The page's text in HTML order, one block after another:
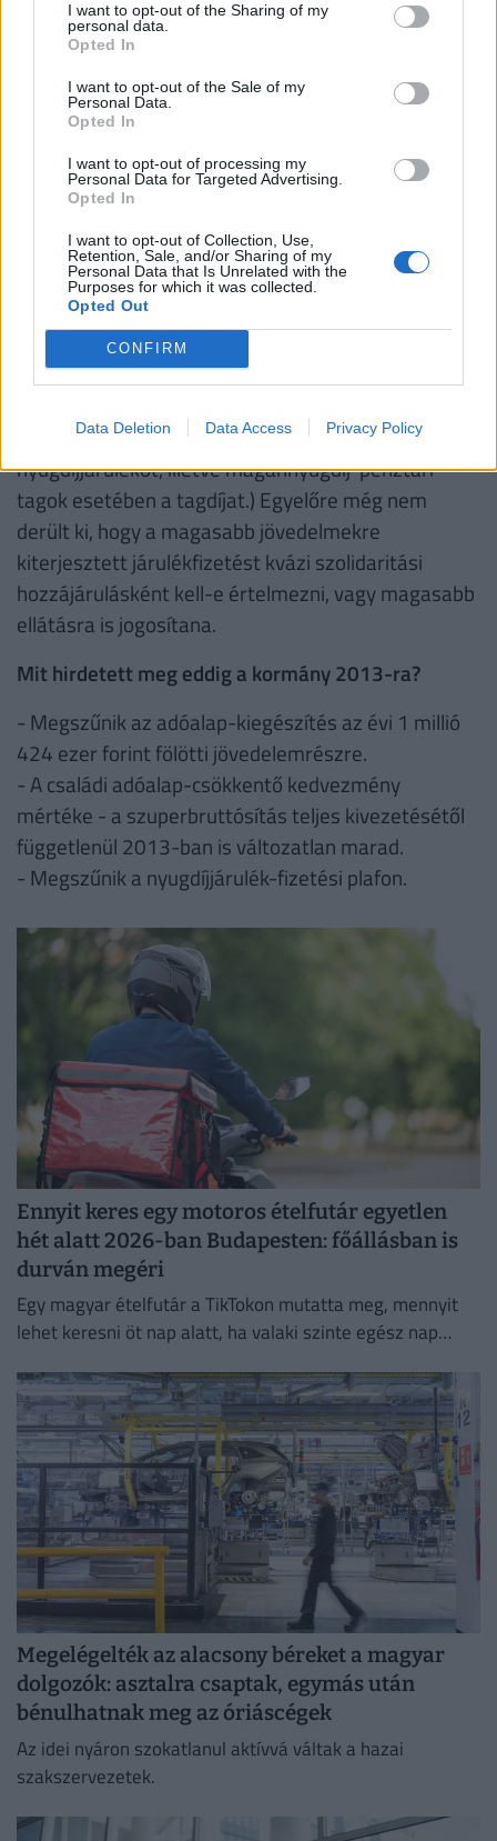
I want to opt-out of the Sharing of my
personal data.
Opted In
I want to opt-out of the Sale of my
Personal Data.
Opted In
I want to opt-out of processing my
Personal Data for Targeted Advertising.
Opted In
I want to opt-out of Collection, Use,
Retention, Sale, and/or Sharing of my
Personal Data that Is Unrelated with the
Purposes for which it was collected.
Opted Out
CONFIRM
Data Deletion Data Access Privacy Policy
nyernének viszont azon, ha az 1 millió 424 ezer
forint alatti jövedelemrész után alacsonyabb -
például a fent vázolt 12 százalék környékén - lenne
az adóteher.
Egyedül a havi bruttó 660 ezer forint fölötti
jövedelműek veszítenének azáltal, hogy a kormány
fizetési plafon. Ebbe a jövedelmi kategóriába az
adófizetők mindössze 1 százaléka, 40 ezer ember
tartozik. (A hatályos törvény szerint a nyugdíjjárulék
(tagdíj) alapjának felső határa napi 21 700 forint,
ami 365-tel szorozva évi 7 920 500 forint. Vagyis a
nem kell megfizetni a 10 százalékos egyéni
nyugdíjjárulékot, illetve magánnyugdíj-pénztári
tagok esetében a tagdíjat.) Egyelőre még nem
derült ki, hogy a magasabb jövedelmekre
kiterjesztett járulékfizetést kvázi szolidaritási
hozzájárulásként kell-e értelmezni, vagy magasabb
ellátásra is jogosítana.
Mit hirdetett meg eddig a kormány 2013-ra?
- Megszűnik az adóalap-kiegészítés az évi 1 millió
424 ezer forint fölötti jövedelemrészre.
- A családi adóalap-csökkentő kedvezmény
mértéke - a szuperbruttósítás teljes kivezetésétől
függetlenül 2013-ban is változatlan marad.
- Megszűnik a nyugdíjjárulék-fizetési plafon.
Ennyit keres egy motoros ételfutár egyetlen
hét alatt 2026-ban Budapesten: főállásban is
durván megéri
Egy magyar ételfutár a TikTokon mutatta meg, mennyit
lehet keresni öt nap alatt, ha valaki szinte egész nap
Megelégelték az alacsony béreket a magyar
dolgozók: asztalra csaptak, egymás után
bénulhatnak meg az óriáscégek
Az idei nyáron szokatlanul aktívvá váltak a hazai
szakszervezetek.